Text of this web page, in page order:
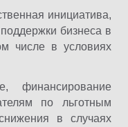
инициатива,
бизнеса в
числе в условиях
финансирование
по льготным
в случаях